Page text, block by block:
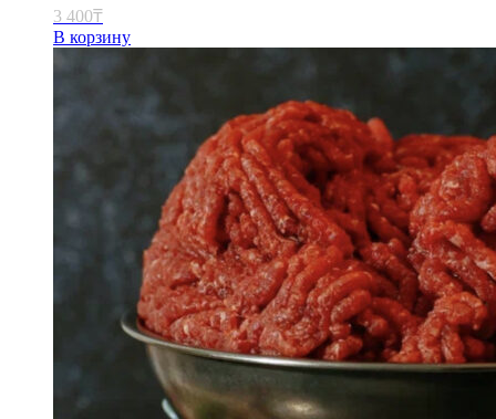
3 400₸
В корзину